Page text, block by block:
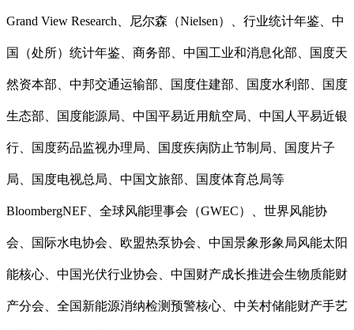
Grand View Research、尼尔森（Nielsen）、行业统计年鉴、中
国（处所）统计年鉴、商务部、中国工业和消息化部、国度天
然资本部、中邦交通运输部、国度住建部、国度水利部、国度
生态部、国度能源局、中国平易近用航空局、中国人平易近银
行、国度药品监视办理局、国度疾病防止节制局、国度片子
局、国度电视总局、中国文旅部、国度体育总局等
BloombergNEF、全球风能理事会（GWEC）、世界风能协
会、国际水电协会、欧盟热泵协会、中国景象形象局风能太阳
能核心、中国光伏行业协会、中国财产成长推进会生物质能财
产分会、全国新能源消纳检测预警核心、中关村储能财产手艺